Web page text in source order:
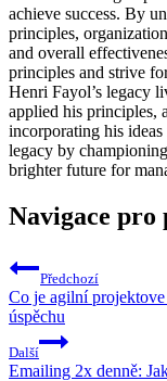
achieve success. By
principles,
and overall
principles and strive
Henri Fayol’s legacy
applied his principles,
incorporating his
legacy by
brighter future for
Navigace pro
Předchozí
Co je agilní
úspěchu
Další
Emailing 2x denně: